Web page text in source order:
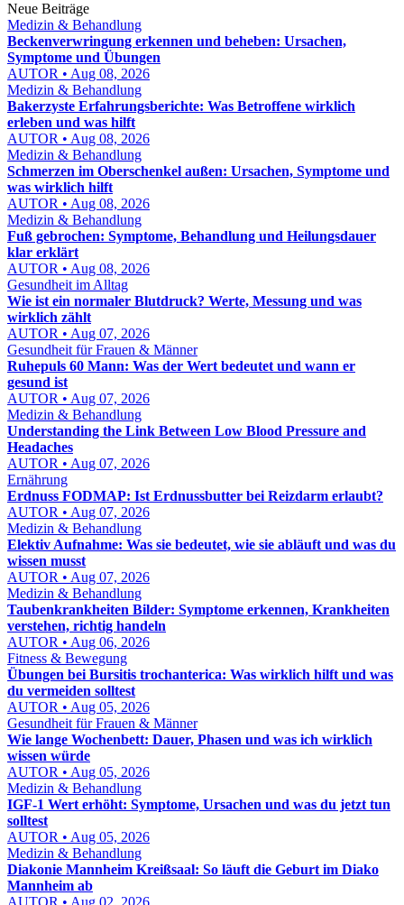
Neue Beiträge
Medizin & Behandlung
Beckenverwringung erkennen und beheben: Ursachen,
Symptome und Übungen
AUTOR • Aug 08, 2026
Medizin & Behandlung
Bakerzyste Erfahrungsberichte: Was Betroffene wirklich
erleben und was hilft
AUTOR • Aug 08, 2026
Medizin & Behandlung
Schmerzen im Oberschenkel außen: Ursachen, Symptome und
was wirklich hilft
AUTOR • Aug 08, 2026
Medizin & Behandlung
Fuß gebrochen: Symptome, Behandlung und Heilungsdauer
klar erklärt
AUTOR • Aug 08, 2026
Gesundheit im Alltag
Wie ist ein normaler Blutdruck? Werte, Messung und was
wirklich zählt
AUTOR • Aug 07, 2026
Gesundheit für Frauen & Männer
Ruhepuls 60 Mann: Was der Wert bedeutet und wann er
gesund ist
AUTOR • Aug 07, 2026
Medizin & Behandlung
Understanding the Link Between Low Blood Pressure and
Headaches
AUTOR • Aug 07, 2026
Ernährung
Erdnuss FODMAP: Ist Erdnussbutter bei Reizdarm erlaubt?
AUTOR • Aug 07, 2026
Medizin & Behandlung
Elektiv Aufnahme: Was sie bedeutet, wie sie abläuft und was du
wissen musst
AUTOR • Aug 07, 2026
Medizin & Behandlung
Taubenkrankheiten Bilder: Symptome erkennen, Krankheiten
verstehen, richtig handeln
AUTOR • Aug 06, 2026
Fitness & Bewegung
Übungen bei Bursitis trochanterica: Was wirklich hilft und was
du vermeiden solltest
AUTOR • Aug 05, 2026
Gesundheit für Frauen & Männer
Wie lange Wochenbett: Dauer, Phasen und was ich wirklich
wissen würde
AUTOR • Aug 05, 2026
Medizin & Behandlung
IGF-1 Wert erhöht: Symptome, Ursachen und was du jetzt tun
solltest
AUTOR • Aug 05, 2026
Medizin & Behandlung
Diakonie Mannheim Kreißsaal: So läuft die Geburt im Diako
Mannheim ab
AUTOR • Aug 02, 2026